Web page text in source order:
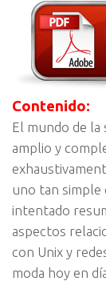
Contenido:
El mundo de la
amplio y
uno tan simple
intentado
aspectos
con Unix y
moda hoy en